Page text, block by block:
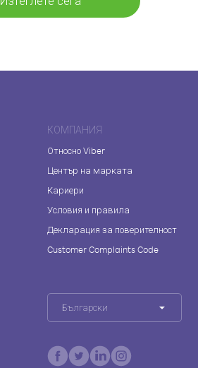
КОМПАНИЯ
Относно Viber
Център на марката
Кариери
Условия и правила
Декларация за поверителност
Customer Complaints Code
Български